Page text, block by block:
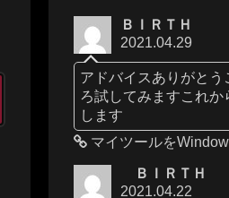
ＢＩＲＴＨ
2021.04.29
アドバイスありがと
ろ試してみますこれ
します
マイツールを
ＢＩＲＴＨ
2021.04.22